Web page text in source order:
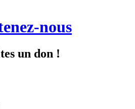
nous
un don !